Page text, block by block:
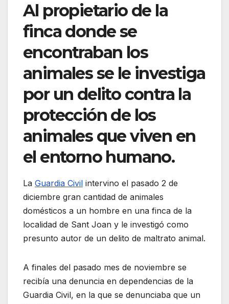
Al propietario de la
finca donde se
encontraban los
animales se le investiga
por un delito contra la
protección de los
animales que viven en
el entorno humano.
La Guardia Civil intervino el pasado 2 de
diciembre gran cantidad de animales
domésticos a un hombre en una finca de la
localidad de Sant Joan y le investigó como
presunto autor de un delito de maltrato animal.
A finales del pasado mes de noviembre se
recibía una denuncia en dependencias de la
Guardia Civil, en la que se denunciaba que un